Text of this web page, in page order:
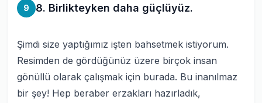
9 8. Birlikteyken daha güçlüyüz.
Şimdi size yaptığımız işten bahsetmek istiyorum.
Resimden de gördüğünüz üzere birçok insan
gönüllü olarak çalışmak için burada. Bu inanılmaz
bir şey! Hep beraber erzakları hazırladık,